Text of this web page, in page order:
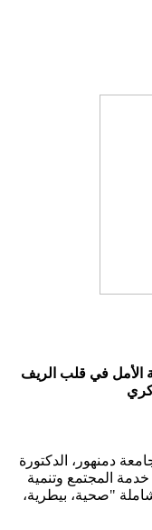
الأمل في قلب الريف
كري
دمنهور، الدكتورة
المجتمع وتنمية
"صحية، بيطرية،